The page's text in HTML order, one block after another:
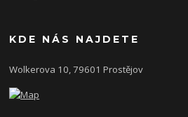
KDE NÁS NAJDETE
Wolkerova 10, 79601 Prostějov